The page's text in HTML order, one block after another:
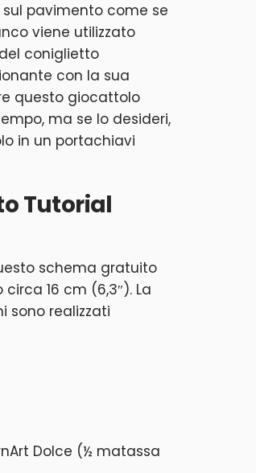
pavimento come se
viene utilizzato
coniglietto
con la sua
questo giocattolo
ma se lo desideri,
in un portachiavi
Tutorial
schema gratuito
16 cm (6,3″). La
sono realizzati
Dolce (½ matassa